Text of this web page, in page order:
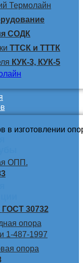
Термолайн
СОДК
ТТСК и ТТТК
КУК-3, КУК-5
ОПП.
ГОСТ 30732
опора
1-487-1997
опора